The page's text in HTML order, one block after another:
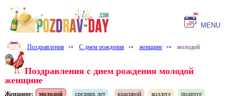
MENU
Поздравления ⤐ С днем рождения ⤐ женщине ⤐ молодой
Поздравления с днем рождения молодой
женщине
Женщине: молодой средних лет красивой коллеге подруге